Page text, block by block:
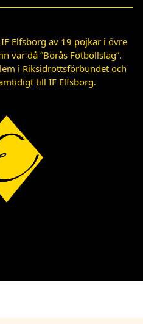
Elfsborg av 19 pojkar i övre
var då ”Borås Fotbollslag”.
i Riksidrottsförbundet och
till IF Elfsborg.